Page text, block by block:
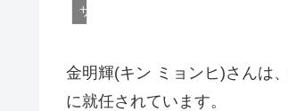
サッカー
金明輝(キン ミョンヒ)さんは
に就任されています。